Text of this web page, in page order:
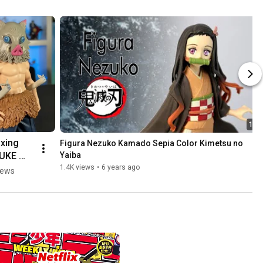
🐗
1:22
Figura Nezuko Kamado Sepia Color Kimetsu no
Yaiba
1.4K views • 6 years ago